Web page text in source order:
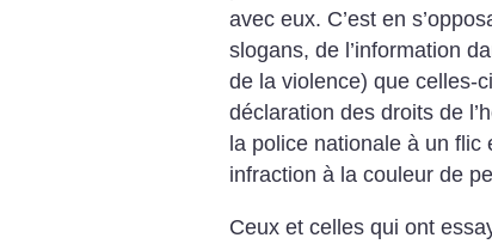
avec eux. C’est en
slogans, de l’information
de la violence) que celles-
déclaration des droits de
la police nationale à un
infraction à la couleur de
Ceux et celles qui ont